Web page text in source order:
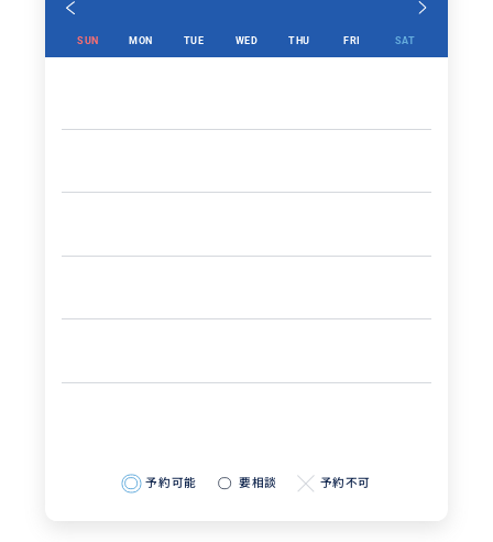
SUN MON TUE WED THU FRI SAT
予約可能 要相談 予約不可